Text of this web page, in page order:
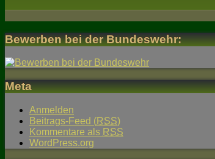
Bewerben bei der Bundeswehr:
Meta
Anmelden
Beitrags-Feed (RSS)
Kommentare als RSS
WordPress.org